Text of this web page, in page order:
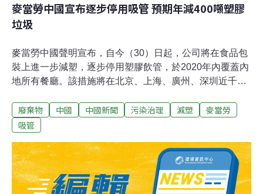
麥當勞中國宣布逐步停用吸管 預期年減400噸塑膠
垃圾
麥當勞中國聲明宣布，自今（30）日起，公司將在食品包
裝上進一步減塑，逐步停用塑膠飲管，於2020年內覆蓋內
地所有餐廳。該措施將在北京、上海、廣州、深圳近千家
飲用不含固形物的凍飲，例如可樂，而珍珠奶茶等含有固
形物的凍飲，以及麥咖啡凍飲，目前仍將配備吸管。聲明
廢棄物 中國 中國新聞 污染治理 減塑
麥當勞
吸管